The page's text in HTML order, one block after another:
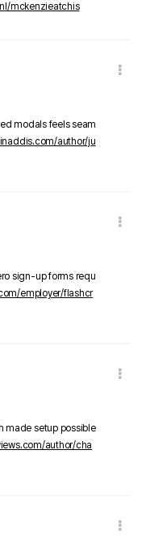
mckenzieatchis
modals feels seam
author/ju
sign-up forms requ
employer/flashcr
made setup possible
author/cha